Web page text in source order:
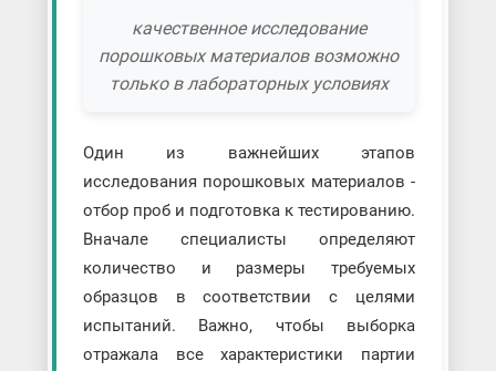
качественное исследование
порошковых материалов возможно
только в лабораторных условиях
Один из важнейших этапов
исследования порошковых материалов -
отбор проб и подготовка к тестированию.
Вначале специалисты определяют
количество и размеры требуемых
образцов в соответствии с целями
испытаний. Важно, чтобы выборка
отражала все характеристики партии